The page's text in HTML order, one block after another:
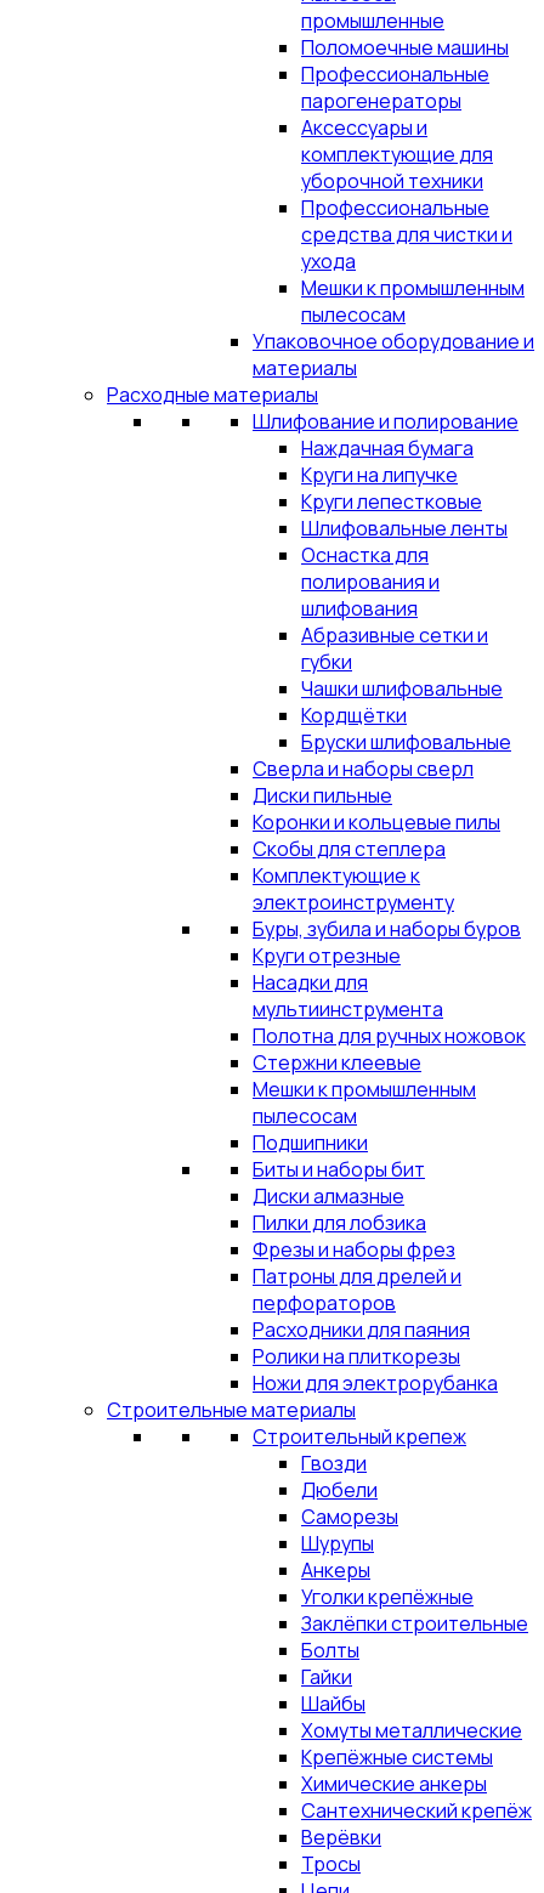
промышленные
Поломоечные машины
Профессиональные
парогенераторы
Аксессуары и
комплектующие для
уборочной техники
Профессиональные
средства для чистки и
ухода
Мешки к промышленным
пылесосам
Упаковочное оборудование и
материалы
Расходные материалы
Шлифование и полирование
Наждачная бумага
Круги на липучке
Круги лепестковые
Шлифовальные ленты
Оснастка для
полирования и
шлифования
Абразивные сетки и
губки
Чашки шлифовальные
Кордщётки
Бруски шлифовальные
Сверла и наборы сверл
Диски пильные
Коронки и кольцевые пилы
Скобы для степлера
Комплектующие к
электроинструменту
Буры, зубила и наборы буров
Круги отрезные
Насадки для
мультиинструмента
Полотна для ручных ножовок
Стержни клеевые
Мешки к промышленным
пылесосам
Подшипники
Биты и наборы бит
Диски алмазные
Пилки для лобзика
Фрезы и наборы фрез
Патроны для дрелей и
перфораторов
Расходники для паяния
Ролики на плиткорезы
Ножи для электрорубанка
Строительные материалы
Строительный крепеж
Гвозди
Дюбели
Саморезы
Шурупы
Анкеры
Уголки крепёжные
Заклёпки строительные
Болты
Гайки
Шайбы
Хомуты металлические
Крепёжные системы
Химические анкеры
Сантехнический крепёж
Верёвки
Тросы